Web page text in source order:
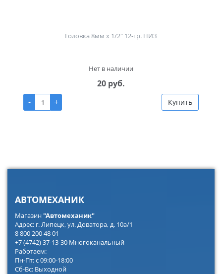
Головка 8мм х 1/2" 12-гр. НИЗ
Нет в наличии
20 руб.
-
+ Купить
АВТОМЕХАНИК
Магазин"Автомеханик"
Адрес: г. Липецк, ул. Доватора, д. 10а/1
8 800 200 48 01
+7 (4742) 37-13-30 Многоканальный
Работаем:
Пн-Пт: с 09:00-18:00
Сб-Вс: Выходной